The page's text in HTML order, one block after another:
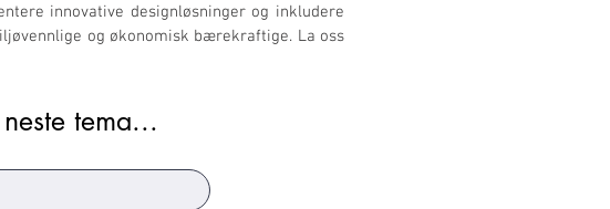
innovative designløsninger og inkludere
og økonomisk bærekraftige. La oss
tema...